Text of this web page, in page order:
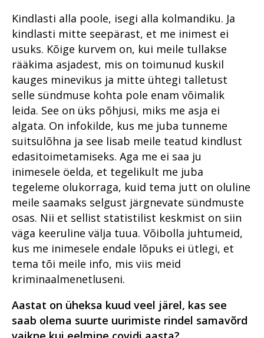
Kindlasti alla poole, isegi alla kolmandiku. Ja
kindlasti mitte seepärast, et me inimest ei
usuks. Kõige kurvem on, kui meile tullakse
rääkima asjadest, mis on toimunud kuskil
kauges minevikus ja mitte ühtegi talletust
selle sündmuse kohta pole enam võimalik
leida. See on üks põhjusi, miks me asja ei
algata. On infokilde, kus me juba tunneme
suitsulõhna ja see lisab meile teatud kindlust
edasitoimetamiseks. Aga me ei saa ju
inimesele öelda, et tegelikult me juba
tegeleme olukorraga, kuid tema jutt on oluline
meile saamaks selgust järgnevate sündmuste
osas. Nii et sellist statistilist keskmist on siin
väga keeruline välja tuua. Võibolla juhtumeid,
kus me inimesele endale lõpuks ei ütlegi, et
tema tõi meile info, mis viis meid
kriminaalmenetluseni.
Aastat on üheksa kuud veel järel, kas see
saab olema suurte uurimiste rindel samavõrd